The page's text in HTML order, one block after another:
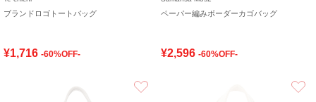
ブランドロゴトートバッグ
¥1,716 -60%OFF-
ペーパー編みボーダーカゴバッグ
¥2,596 -60%OFF-